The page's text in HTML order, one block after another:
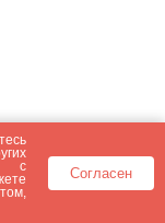
с
Согласен